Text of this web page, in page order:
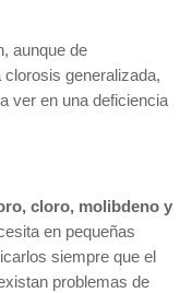
aunque de
generalizada,
ver en una deficiencia
cloro, molibdeno y
en pequeñas
siempre que el
problemas de